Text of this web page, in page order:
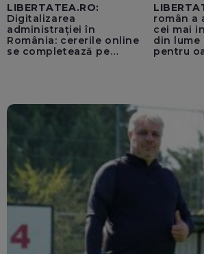
LIBERTATEA.RO:
Digitalizarea
administrației în
România: cererile online
se completează pe
român a
cei mai
din lume
pentru